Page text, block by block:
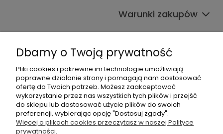
Warunki zakupów
Informacje o sklepie
Moje konto
Pomoc
Dbamy o Twoją prywatność
Pliki cookies i pokrewne im technologie umożliwiają
poprawne działanie strony i pomagają nam dostosować
ofertę do Twoich potrzeb. Możesz zaakceptować
wykorzystanie przez nas wszystkich tych plików i przejść
do sklepu lub dostosować użycie plików do swoich
preferencji, wybierając opcję "Dostosuj zgody".
Więcej o plikach cookies przeczytasz w naszej Polityce
prywatności.